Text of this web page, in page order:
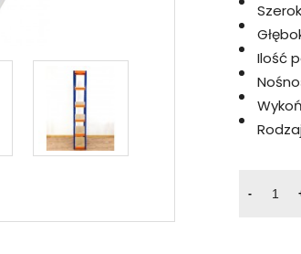
Ilość
-